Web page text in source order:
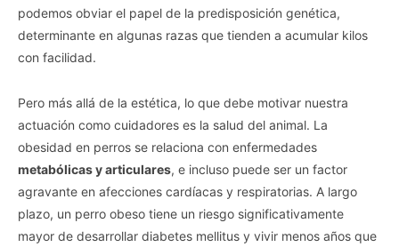
podemos obviar el papel de la predisposición genética,
determinante en algunas razas que tienden a acumular kilos
con facilidad.
Pero más allá de la estética, lo que debe motivar nuestra
actuación como cuidadores es la salud del animal. La
obesidad en perros se relaciona con enfermedades
metabólicas y articulares, e incluso puede ser un factor
agravante en afecciones cardíacas y respiratorias. A largo
plazo, un perro obeso tiene un riesgo significativamente
mayor de desarrollar diabetes mellitus y vivir menos años que